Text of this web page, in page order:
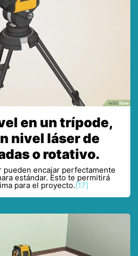
en un trípode,
nivel láser de
o rotativo.
pueden encajar perfectamente
estándar. Esto te permitirá
para el proyecto.[17]